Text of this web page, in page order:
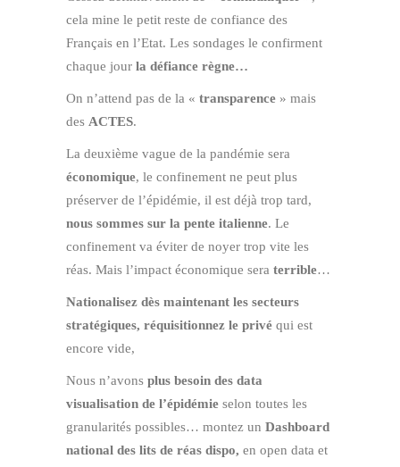
cela mine le petit reste de confiance des
Français en l’Etat. Les sondages le confirment
chaque jour la défiance règne…
On n’attend pas de la « transparence » mais
des ACTES.
La deuxième vague de la pandémie sera
économique, le confinement ne peut plus
préserver de l’épidémie, il est déjà trop tard,
nous sommes sur la pente italienne. Le
confinement va éviter de noyer trop vite les
réas. Mais l’impact économique sera terrible…
Nationalisez dès maintenant les secteurs
stratégiques, réquisitionnez le privé qui est
encore vide,
Nous n’avons plus besoin des data
visualisation de l’épidémie selon toutes les
granularités possibles… montez un Dashboard
national des lits de réas dispo, en open data et